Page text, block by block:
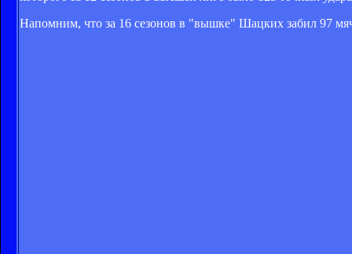
Напомним, что за 16 сезонов в "вышке" Шацких забил 97